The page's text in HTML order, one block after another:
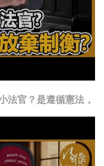
法官？是遵循憲法，